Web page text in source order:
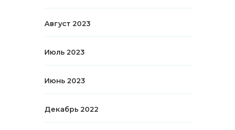
Август 2023
Июль 2023
Июнь 2023
Декабрь 2022